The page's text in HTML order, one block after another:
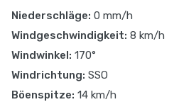
Niederschläge: 0 mm/h
Windgeschwindigkeit: 8 km/h
Windwinkel: 170°
Windrichtung: SSO
Böenspitze: 14 km/h